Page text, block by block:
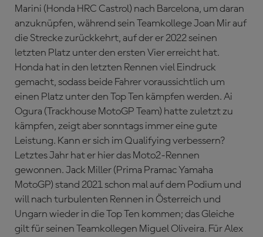
Marini (Honda HRC Castrol) nach Barcelona, um daran
anzuknüpfen, während sein Teamkollege Joan Mir auf
die Strecke zurückkehrt, auf der er 2022 seinen
letzten Platz unter den ersten Vier erreicht hat.
Honda hat in den letzten Rennen viel Eindruck
gemacht, sodass beide Fahrer voraussichtlich um
einen Platz unter den Top Ten kämpfen werden. Ai
Ogura (Trackhouse MotoGP Team) hatte zuletzt zu
kämpfen, zeigt aber sonntags immer eine gute
Leistung. Kann er sich im Qualifying verbessern?
Letztes Jahr hat er hier das Moto2-Rennen
gewonnen. Jack Miller (Prima Pramac Yamaha
MotoGP) stand 2021 schon mal auf dem Podium und
will nach turbulenten Rennen in Österreich und
Ungarn wieder in die Top Ten kommen; das Gleiche
gilt für seinen Teamkollegen Miguel Oliveira. Für Alex